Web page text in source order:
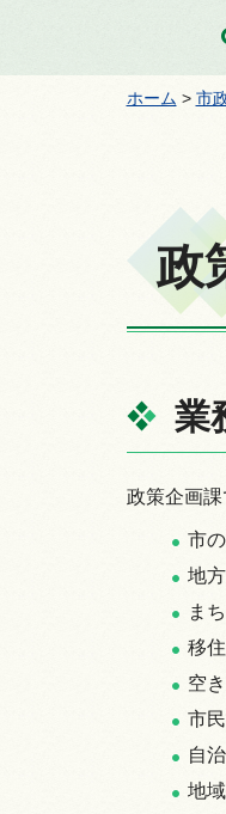
湯のまち 伊豆の国市の
ホーム > 市
政
業
政策企画
市
地
ま
移
空
市
自
地